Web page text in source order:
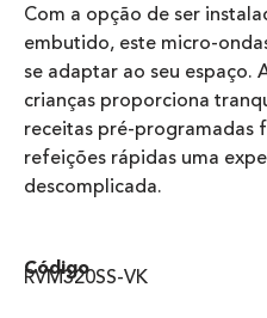
Com a opção de ser
embutido, este micro-
se adaptar ao seu espaço.
crianças proporciona
receitas pré-programadas
refeições rápidas uma
descomplicada.
Código
RVM320SS-VK